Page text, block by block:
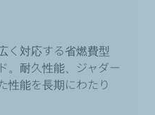
く対応する省燃費型
。耐久性能、ジャダー
性能を長期にわたり